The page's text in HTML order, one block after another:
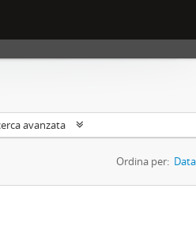
avanzata
Ordina per: